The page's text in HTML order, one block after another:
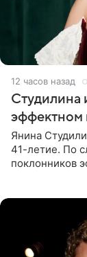
12 часов назад
Студилина
эффектном
Янина
41-летие. По
поклонников